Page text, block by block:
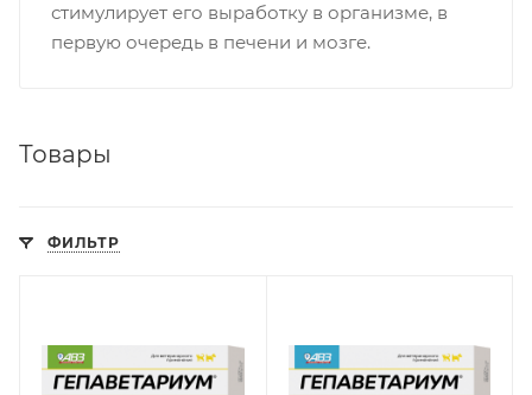
стимулирует его выработку в организме, в
первую очередь в печени и мозге.
Товары
ФИЛЬТР